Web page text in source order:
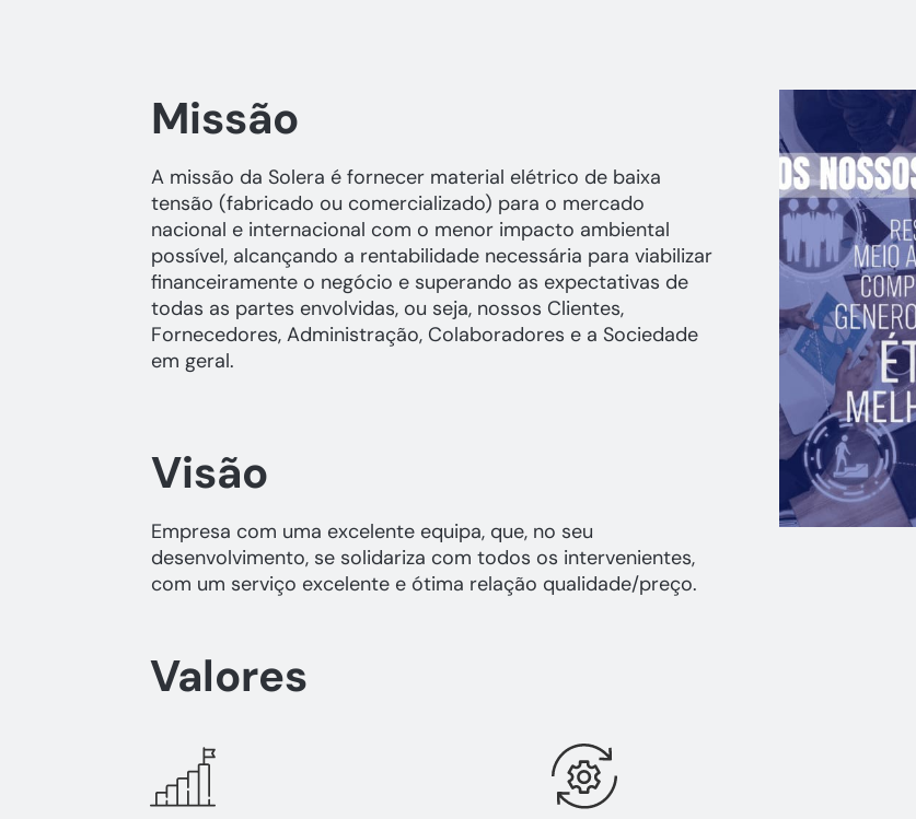
Missão
A missão da Solera é fornecer material elétrico de baixa
tensão (fabricado ou comercializado) para o mercado
nacional e internacional com o menor impacto ambiental
possível, alcançando a rentabilidade necessária para viabilizar
financeiramente o negócio e superando as expectativas de
todas as partes envolvidas, ou seja, nossos Clientes,
Fornecedores, Administração, Colaboradores e a Sociedade
em geral.
Visão
Empresa com uma excelente equipa, que, no seu
desenvolvimento, se solidariza com todos os intervenientes,
com um serviço excelente e ótima relação qualidade/preço.
Valores